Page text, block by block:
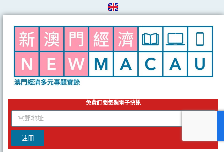
to
content
免費訂閱每週電子快訊
email
註冊